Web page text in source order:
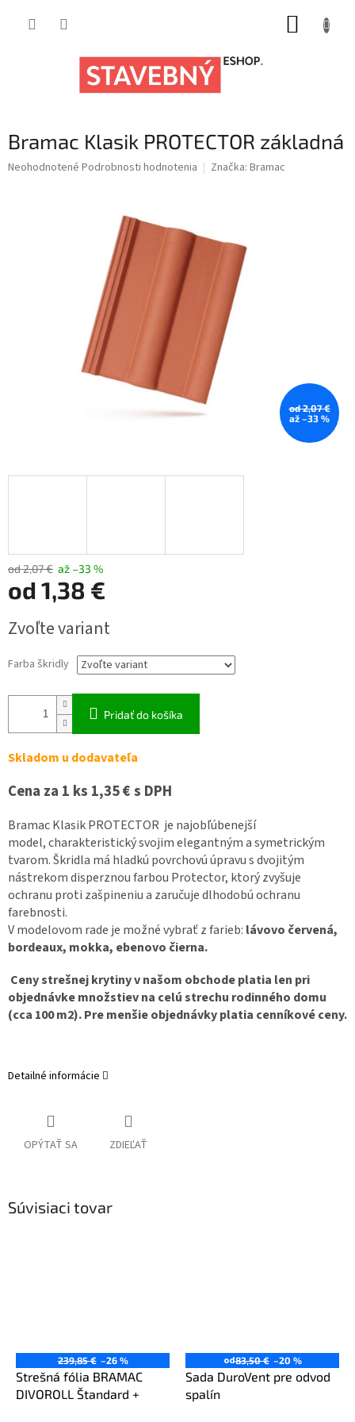
Bramac Klasik PROTECTOR základná
Priemerné
Neohodnotené Podrobnosti hodnotenia Značka: Bramac
od 2,07 €
až –33 %
od 2,07 € až –33 %
od 1,38 €
cena:
Zvoľte variant
Farba škridly
Pridať do košíka
Skladom u dodavateľa
Cena za 1 ks 1,35 € s DPH
Bramac Klasik PROTECTOR je najobľúbenejší
model, charakteristický svojim elegantným a symetrickým
tvarom.Škridla má hladkú povrchovú úpravu s dvojitým
nástrekom disperznou farbou Protector, ktorý zvyšuje
ochranu proti zašpineniu a zaručuje dlhodobú ochranu
farebnosti.
V modelovom rade je možné vybrať z farieb: lávovo červená,
bordeaux, mokka, ebenovo čierna.
Ceny strešnej krytiny v našom obchode platia len pri
objednávke množstiev na celú strechu rodinného domu
(cca 100 m2). Pre menšie objednávky platia cenníkové ceny.
Detailné informácie
OPÝTAŤ SA ZDIEĽAŤ
Súvisiaci tovar
239,85 € –26 %
Strešná fólia BRAMAC
DIVOROLL Štandard +
od83,50 € –20 %
Sada DuroVent pre odvod
spalín